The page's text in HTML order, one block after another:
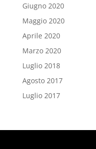
Giugno 2020
Maggio 2020
Aprile 2020
Marzo 2020
Luglio 2018
Agosto 2017
Luglio 2017